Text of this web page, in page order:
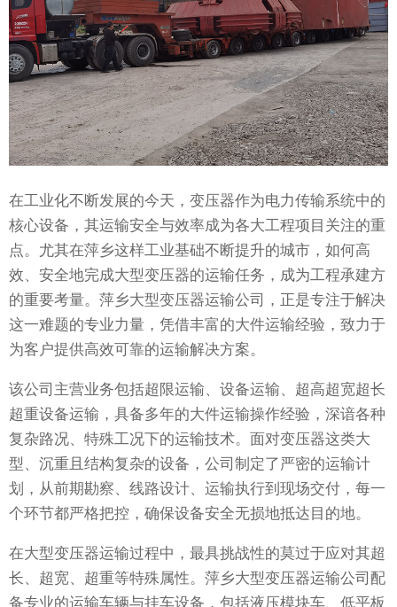
在工业化不断发展的今天，变压器作为电力传输系统中的
核心设备，其运输安全与效率成为各大工程项目关注的重
点。尤其在萍乡这样工业基础不断提升的城市，如何高
效、安全地完成大型变压器的运输任务，成为工程承建方
的重要考量。萍乡大型变压器运输公司，正是专注于解决
这一难题的专业力量，凭借丰富的大件运输经验，致力于
为客户提供高效可靠的运输解决方案。
该公司主营业务包括超限运输、设备运输、超高超宽超长
超重设备运输，具备多年的大件运输操作经验，深谙各种
复杂路况、特殊工况下的运输技术。面对变压器这类大
型、沉重且结构复杂的设备，公司制定了严密的运输计
划，从前期勘察、线路设计、运输执行到现场交付，每一
个环节都严格把控，确保设备安全无损地抵达目的地。
在大型变压器运输过程中，最具挑战性的莫过于应对其超
长、超宽、超重等特殊属性。萍乡大型变压器运输公司配
备专业的运输车辆与挂车设备，包括液压模块车、低平板